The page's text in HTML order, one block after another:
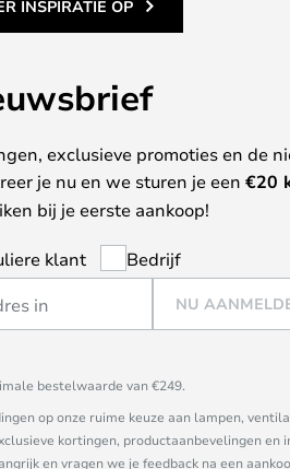
INSPIRATIE OP
exclusieve promoties en de
je nu en we sturen je een €20
bij je eerste aankoop!
klant Bedrijf
NU
bestelwaarde van €249.
op onze ruime keuze aan lampen,
kortingen, productaanbevelingen en
en vragen we je feedback na een